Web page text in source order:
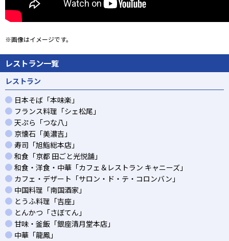
※画像はイメージです。
レストラン一覧
レストラン
日本そば「本味楽」
フランス料理「シェ松尾」
天ぷら「つな八」
京懐石「美濃吉」
寿司「旭鮨総本店」
和食「京都 田ごと光悦舗」
和食・洋食・中華「カフェ＆レストラン キャニーズ」
カフェ・デザート「サロン・ド・テ・コロンバン」
中国料理「南国酒家」
とうふ料理「吉座」
とんかつ「さぼてん」
甘味・釜飯「銀座清月堂本店」
中華「龍鳳」